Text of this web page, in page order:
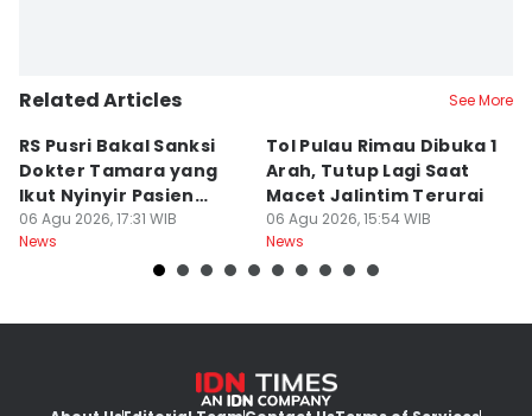
Related Articles See More
RS Pusri Bakal Sanksi
Dokter Tamara yang
Ikut Nyinyir Pasien
Yurizal
06 Agu 2026, 17:31 WIB
News
Tol Pulau Rimau Dibuka 1
Arah, Tutup Lagi Saat
Macet Jalintim Terurai
06 Agu 2026, 15:54 WIB
News